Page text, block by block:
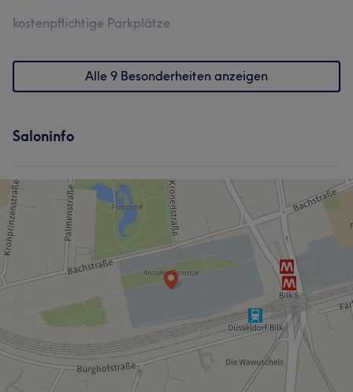
kostenpflichtige Parkplätze
Alle 9 Besonderheiten anzeigen
Saloninfo